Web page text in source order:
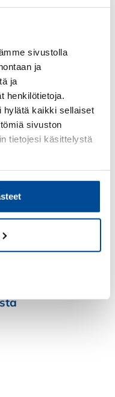
sivustolla
ja
ja
henkilötietoja.
hylätä kaikki sellaiset
sivuston
tietojesi käsittelystä
edellyttää
webinaarin
hanke.